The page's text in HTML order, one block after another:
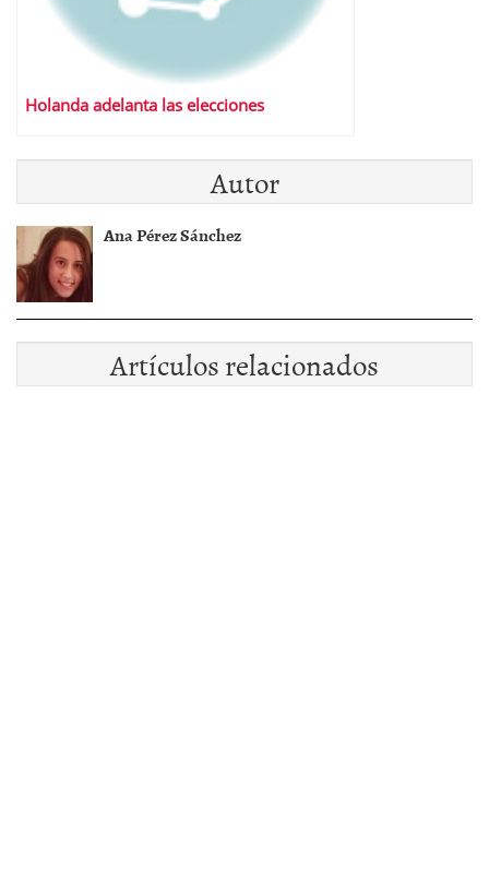
Holanda adelanta las elecciones
Autor
Ana Pérez Sánchez
Artículos relacionados